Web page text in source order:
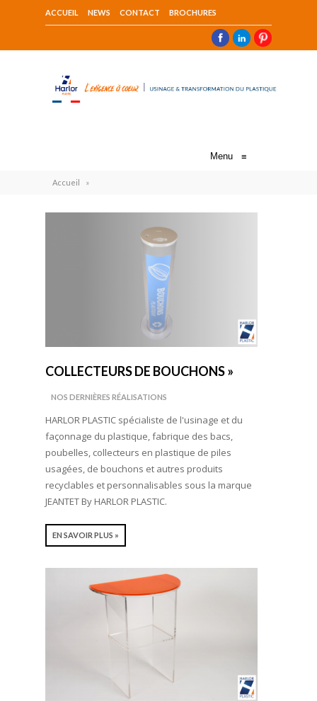
ACCUEIL NEWS CONTACT BROCHURES
Menu ≡
Accueil »
COLLECTEURS DE BOUCHONS »
NOS DERNIÈRES RÉALISATIONS
HARLOR PLASTIC spécialiste de l'usinage et du
façonnage du plastique, fabrique des bacs,
poubelles, collecteurs en plastique de piles
usagées, de bouchons et autres produits
recyclables et personnalisables sous la marque
JEANTET By HARLOR PLASTIC.
EN SAVOIR PLUS »